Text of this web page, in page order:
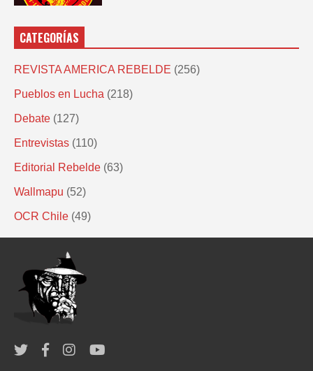
CATEGORÍAS
REVISTA AMERICA REBELDE (256)
Pueblos en Lucha (218)
Debate (127)
Entrevistas (110)
Editorial Rebelde (63)
Wallmapu (52)
OCR Chile (49)